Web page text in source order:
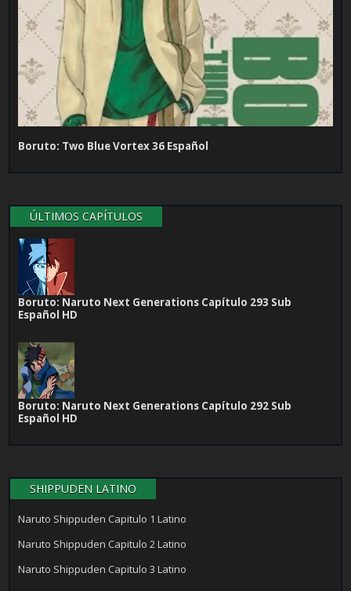
Boruto: Two Blue Vortex 36 Español
ÚLTIMOS CAPÍTULOS
Boruto: Naruto Next Generations Capítulo 293 Sub
Español HD
Boruto: Naruto Next Generations Capítulo 292 Sub
Español HD
SHIPPUDEN LATINO
Naruto Shippuden Capitulo 1 Latino
Naruto Shippuden Capitulo 2 Latino
Naruto Shippuden Capitulo 3 Latino